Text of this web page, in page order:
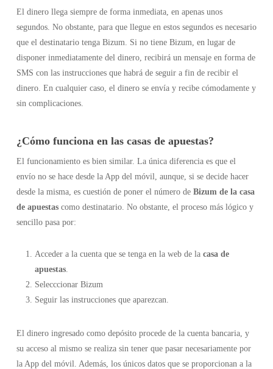
El dinero llega siempre de forma inmediata, en apenas unos
segundos. No obstante, para que llegue en estos segundos es necesario
que el destinatario tenga Bizum. Si no tiene Bizum, en lugar de
disponer inmediatamente del dinero, recibirá un mensaje en forma de
SMS con las instrucciones que habrá de seguir a fin de recibir el
dinero. En cualquier caso, el dinero se envía y recibe cómodamente y
sin complicaciones.
¿Cómo funciona en las casas de apuestas?
El funcionamiento es bien similar. La única diferencia es que el
envío no se hace desde la App del móvil, aunque, si se decide hacer
desde la misma, es cuestión de poner el número de Bizum de la casa
de apuestas como destinatario. No obstante, el proceso más lógico y
sencillo pasa por:
Acceder a la cuenta que se tenga en la web de la casa de
apuestas.
Selecccionar Bizum
Seguir las instrucciones que aparezcan.
El dinero ingresado como depósito procede de la cuenta bancaria, y
su acceso al mismo se realiza sin tener que pasar necesariamente por
la App del móvil. Además, los únicos datos que se proporcionan a la